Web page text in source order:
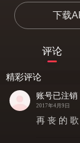
下载
评论
精彩评论
账号已注销
2017年4月9日
再 丧 的